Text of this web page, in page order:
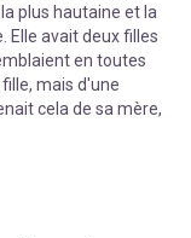
plus hautaine et la
Elle avait deux filles
en toutes
mais d'une
cela de sa mère,